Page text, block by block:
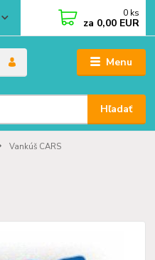
Menu
Hľadať
0 ks
za 0,00 EUR
Vankúš CARS